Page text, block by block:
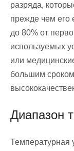
разряда,
прежде чем его
до 80% от
используемых
или
большим
Диапазон
Температурная